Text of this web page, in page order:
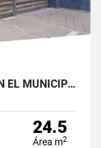
LOCAL COMERCIAL EN ARRIENDO EN EL MUNICIPIO DE LA CEJA.
24.5
Área m2